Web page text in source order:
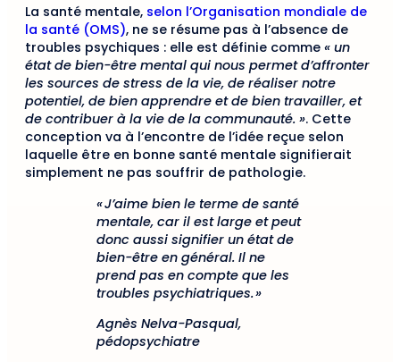
La santé mentale, selon l’Organisation mondiale de
la santé (OMS), ne se résume pas à l’absence de
troubles psychiques : elle est définie comme « un
état de bien-être mental qui nous permet d’affronter
les sources de stress de la vie, de réaliser notre
potentiel, de bien apprendre et de bien travailler, et
de contribuer à la vie de la communauté. ». Cette
conception va à l’encontre de l’idée reçue selon
laquelle être en bonne santé mentale signifierait
simplement ne pas souffrir de pathologie.
« J’aime bien le terme de santé
mentale, car il est large et peut
donc aussi signifier un état de
bien-être en général. Il ne
prend pas en compte que les
troubles psychiatriques. »
Agnès Nelva-Pasqual,
pédopsychiatre